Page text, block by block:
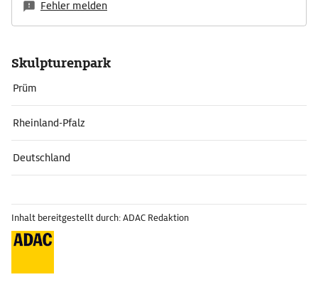
Fehler melden
Skulpturenpark
Prüm
Rheinland-Pfalz
Deutschland
Inhalt bereitgestellt durch: ADAC Redaktion